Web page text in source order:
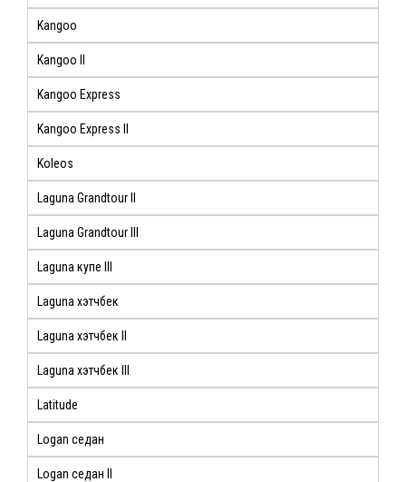
Kangoo
Kangoo II
Kangoo Express
Kangoo Express II
Koleos
Laguna Grandtour II
Laguna Grandtour III
Laguna купе III
Laguna хэтчбек
Laguna хэтчбек II
Laguna хэтчбек III
Latitude
Logan седан
Logan седан II